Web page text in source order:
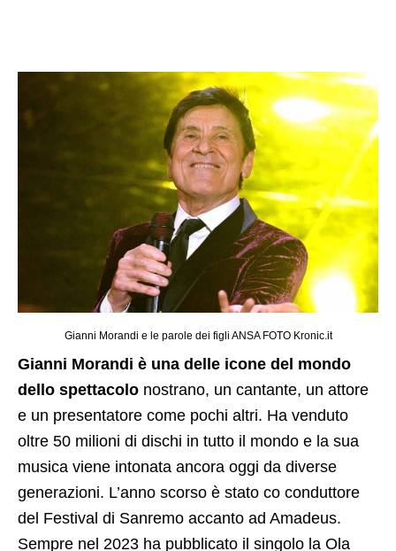
Gianni Morandi e le parole dei figli ANSA FOTO Kronic.it
Gianni Morandi è una delle icone del mondo
dello spettacolo nostrano, un cantante, un attore
e un presentatore come pochi altri. Ha venduto
oltre 50 milioni di dischi in tutto il mondo e la sua
musica viene intonata ancora oggi da diverse
generazioni. L’anno scorso è stato co conduttore
del Festival di Sanremo accanto ad Amadeus.
Sempre nel 2023 ha pubblicato il singolo la Ola